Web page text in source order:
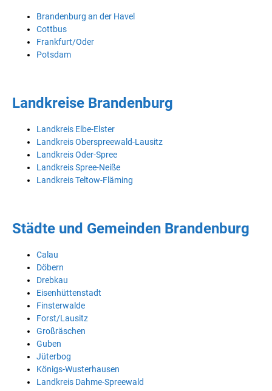
Brandenburg an der Havel
Cottbus
Frankfurt/Oder
Potsdam
Landkreise Brandenburg
Landkreis Elbe-Elster
Landkreis Oberspreewald-Lausitz
Landkreis Oder-Spree
Landkreis Spree-Neiße
Landkreis Teltow-Fläming
Städte und Gemeinden Brandenburg
Calau
Döbern
Drebkau
Eisenhüttenstadt
Finsterwalde
Forst/Lausitz
Großräschen
Guben
Jüterbog
Königs-Wusterhausen
Landkreis Dahme-Spreewald